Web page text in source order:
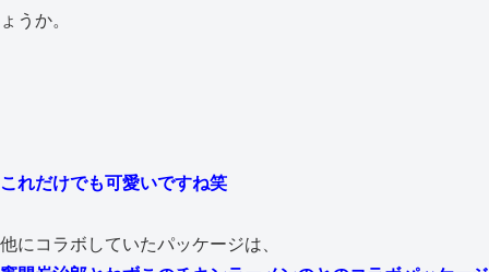
ょうか。
これだけでも可愛いですね笑
他にコラボしていたパッケージは、